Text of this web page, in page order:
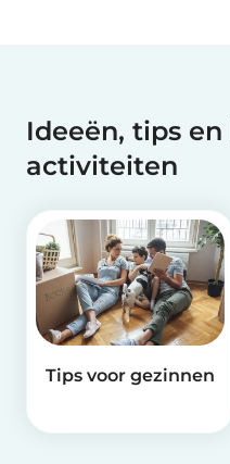
Ideeën, tips
activiteiten
Tips voor gezinnen